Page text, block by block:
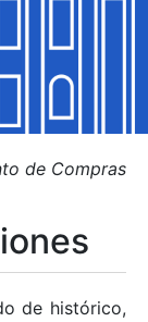
de Compras
de histórico,